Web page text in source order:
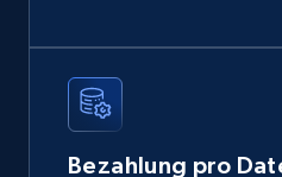
7.4K+ 870+
TikTok - Posts
Bezahlung pro